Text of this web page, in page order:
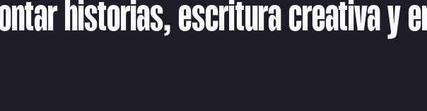
historias, escritura creativa y